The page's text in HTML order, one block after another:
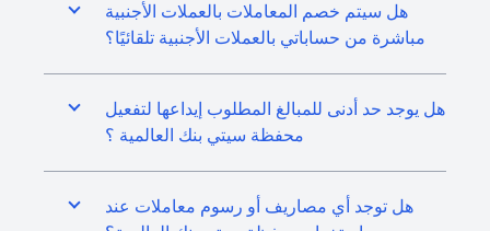
هل سيتم خصم المعاملات بالعملات الأجنبية
مباشرة من حساباتي بالعملات الأجنبية تلقائيًا؟
هل يوجد حد أدنى للمبالغ المطلوب إيداعها لتفعيل
محفظة سيتي بنك العالمية ؟
هل توجد أي مصاريف أو رسوم معاملات عند